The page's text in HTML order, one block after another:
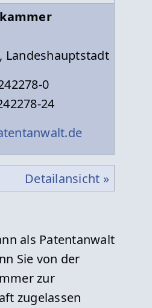
Landeshauptstadt
0
24
Detailansicht »
als Patentanwalt
Sie von der
zur
zugelassen